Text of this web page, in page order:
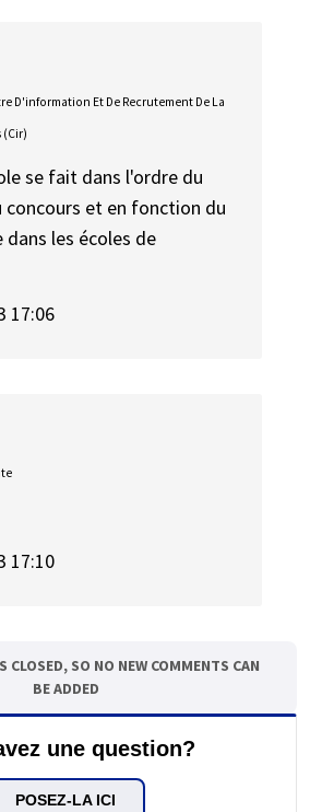
D'information Et De Recrutement De La
(Cir)
se fait dans l'ordre du
concours et en fonction du
dans les écoles de
17:06
17:10
CLOSED, SO NO NEW COMMENTS CAN
BE ADDED
une question?
POSEZ-LA ICI